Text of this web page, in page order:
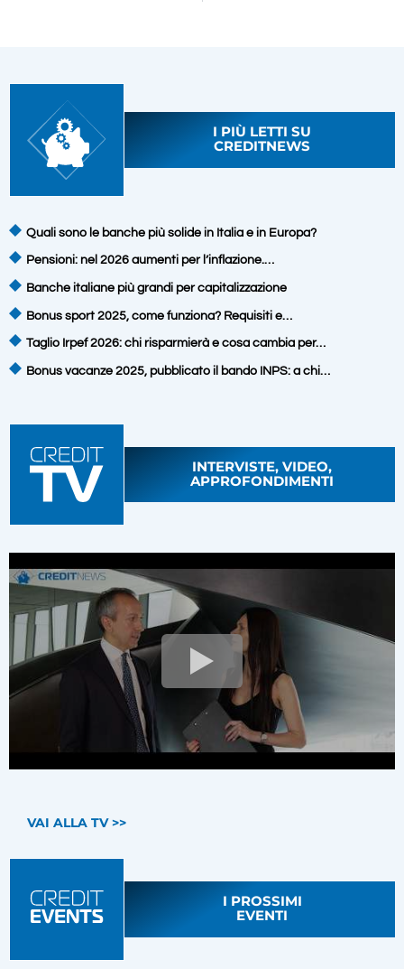
I PIÙ LETTI SU
CREDITNEWS
Quali sono le banche più solide in Italia e in Europa?
Pensioni: nel 2026 aumenti per l’inflazione.…
Banche italiane più grandi per capitalizzazione
Bonus sport 2025, come funziona? Requisiti e…
Taglio Irpef 2026: chi risparmierà e cosa cambia per…
Bonus vacanze 2025, pubblicato il bando INPS: a chi…
INTERVISTE, VIDEO,
APPROFONDIMENTI
VAI ALLA TV >>
I PROSSIMI
EVENTI